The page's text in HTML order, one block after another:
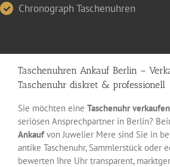
Chronograph Taschenuhren
Taschenuhren Ankauf Berlin –
Taschenuhr diskret & professionell
Sie möchten eine Taschenuhr verkaufen
seriösen Ansprechpartner in Berlin?
Ankaufvon Juwelier Mere sind Sie in
antike Taschenuhr, Sammlerstück oder
bewerten Ihre Uhr transparent,